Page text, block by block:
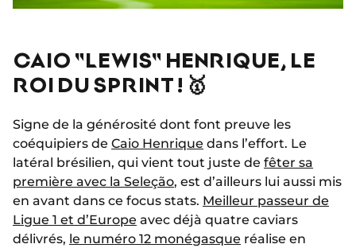
CAIO "LEWIS" HENRIQUE, LE
ROI DU SPRINT ! 🥇
Signe de la générosité dont font preuve les
coéquipiers de Caio Henrique dans l’effort. Le
latéral brésilien, qui vient tout juste de fêter sa
première avec la Seleção, est d’ailleurs lui aussi mis
en avant dans ce focus stats. Meilleur passeur de
Ligue 1 et d’Europe avec déjà quatre caviars
délivrés, le numéro 12 monégasque réalise en